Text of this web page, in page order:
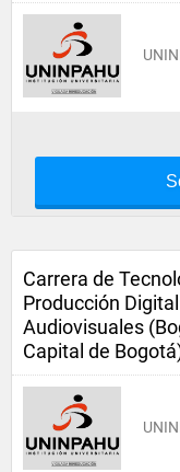
Carrera de
Producción
Audiovisuales
Capital de